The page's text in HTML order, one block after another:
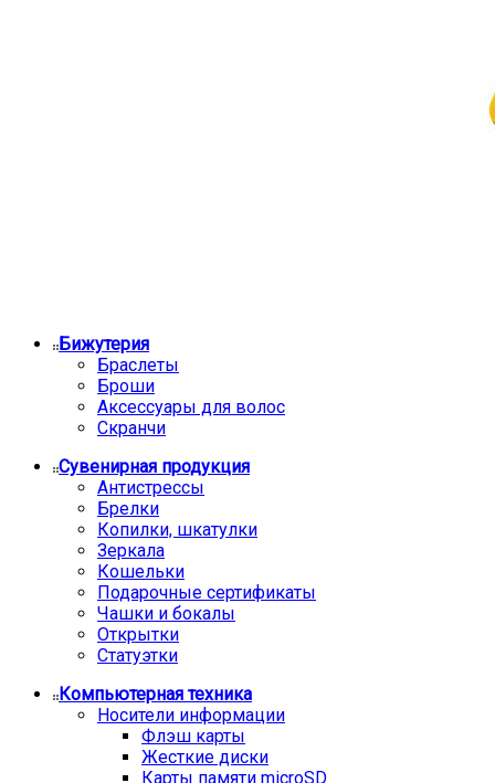
Бижутерия
Браслеты
Броши
Аксессуары для волос
Скранчи
Сувенирная продукция
Антистрессы
Брелки
Копилки, шкатулки
Зеркала
Кошельки
Подарочные сертификаты
Чашки и бокалы
Открытки
Статуэтки
Компьютерная техника
Носители информации
Флэш карты
Жесткие диски
Карты памяти microSD